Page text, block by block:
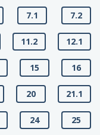
7.1 7.2
11.2 12.1
15 16
20 21.1
24 25